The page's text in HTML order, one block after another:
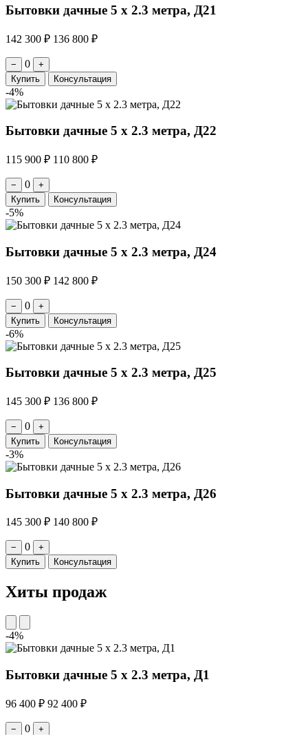
Бытовки дачные 5 х 2.3 метра, Д21
142 300 ₽ 136 800 ₽
− 0
+
Купить
Консультация
-4%
Бытовки дачные 5 х 2.3 метра, Д22
115 900 ₽ 110 800 ₽
− 0
+
Купить
Консультация
-5%
Бытовки дачные 5 х 2.3 метра, Д24
150 300 ₽ 142 800 ₽
− 0
+
Купить
Консультация
-6%
Бытовки дачные 5 х 2.3 метра, Д25
145 300 ₽ 136 800 ₽
− 0
+
Купить
Консультация
-3%
Бытовки дачные 5 х 2.3 метра, Д26
145 300 ₽ 140 800 ₽
− 0
+
Купить
Консультация
Хиты продаж
-4%
Бытовки дачные 5 х 2.3 метра, Д1
96 400 ₽ 92 400 ₽
− 0
+